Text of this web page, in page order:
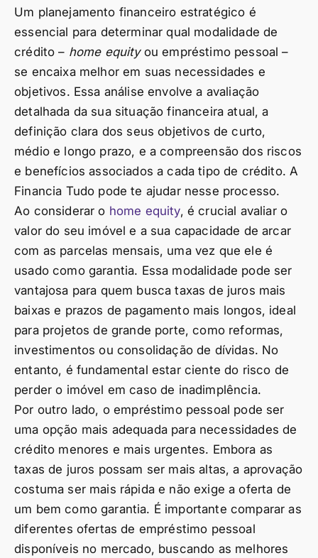
Um planejamento financeiro estratégico é
essencial para determinar qual modalidade de
crédito – home equityou empréstimo pessoal –
se encaixa melhor em suas necessidades e
objetivos. Essa análise envolve a avaliação
detalhada da sua situação financeira atual, a
definição clara dos seus objetivos de curto,
médio e longo prazo, e a compreensão dos riscos
e benefícios associados a cada tipo de crédito. A
Financia Tudo pode te ajudar nesse processo.
Ao considerar o home equity, é crucial avaliar o
valor do seu imóvel e a sua capacidade de arcar
com as parcelas mensais, uma vez que ele é
usado como garantia. Essa modalidade pode ser
vantajosa para quem busca taxas de juros mais
baixas e prazos de pagamento mais longos, ideal
para projetos de grande porte, como reformas,
investimentos ou consolidação de dívidas. No
entanto, é fundamental estar ciente do risco de
perder o imóvel em caso de inadimplência.
Por outro lado, o empréstimo pessoal pode ser
uma opção mais adequada para necessidades de
crédito menores e mais urgentes. Embora as
taxas de juros possam ser mais altas, a aprovação
costuma ser mais rápida e não exige a oferta de
um bem como garantia. É importante comparar as
diferentes ofertas de empréstimo pessoal
disponíveis no mercado, buscando as melhores